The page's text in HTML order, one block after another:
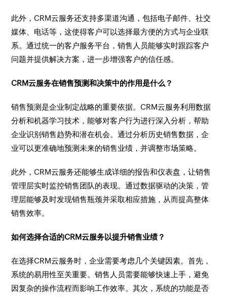
此外，CRM云服务还支持多渠道沟通，包括电子邮件、社交
媒体、电话等，这使得客户可以选择最方便的方式与企业联
系。通过统一的客户服务平台，销售人员能够实时跟踪客户
问题并提供解决方案，进一步增强客户的信任感。
CRM云服务在销售预测和决策中的作用是什么？
销售预测是企业制定战略的重要依据。CRM云服务利用数据
分析和机器学习技术，能够对客户行为进行深入分析，帮助
企业识别销售趋势和潜在机会。通过分析历史销售数据，企
业可以更准确地预测未来的销售业绩，并调整市场策略。
此外，CRM云服务还能够生成详细的报告和仪表盘，让销售
管理层实时监控销售团队的表现。通过数据驱动的决策，管
理层能够及时发现销售瓶颈并采取相应措施，从而提高整体
销售效率。
如何选择合适的CRM云服务以提升销售业绩？
在选择CRM云服务时，企业需要考虑几个关键因素。首先，
系统的易用性至关重要。销售人员需要能够快速上手，避免
因复杂的操作流程而影响工作效率。其次，系统的功能是否